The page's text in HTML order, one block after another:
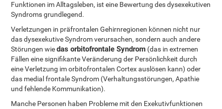
Funktionen im Alltagsleben, ist eine Bewertung des dysexekutiven
Syndroms grundlegend.
Verletzungen in präfrontalen Gehirnregionen können nicht nur
das dysexekutive Syndrom verursachen, sondern auch andere
Störungen wiedas orbitofrontale Syndrom (das in extremen
Fällen eine signifikante Veränderung der Persönlichkeit durch
eine Verletzung im orbitofrontalen Cortex auslösen kann) oder
das medial frontale Syndrom (Verhaltungsstörungen, Apathie
und fehlende Kommunikation).
Manche Personen haben Probleme mit den Exekutivfunktionen